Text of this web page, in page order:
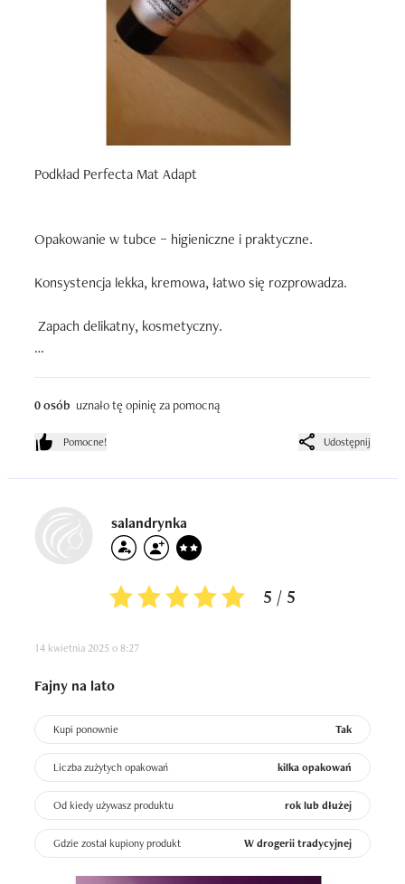
Podkład Perfecta Mat Adapt
Opakowanie w tubce – higieniczne i praktyczne.
Konsystencja lekka, kremowa, łatwo się rozprowadza.
Zapach delikatny, kosmetyczny.
Dobry na co dzień, nie na większe niedoskonałości.
Dla mnie troszkę za tłusty..
0 osób uznało tę opinię za pomocną
Pomocne! Udostępnij
salandrynka
5 / 5
14 kwietnia 2025 o 8:27
Fajny na lato
Kupi ponownie Tak
Liczba zużytych opakowań kilka opakowań
Od kiedy używasz produktu rok lub dłużej
Gdzie został kupiony produkt W drogerii tradycyjnej